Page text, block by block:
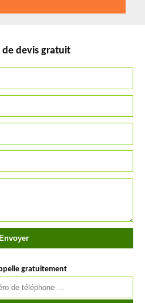
de devis gratuit
gratuitement